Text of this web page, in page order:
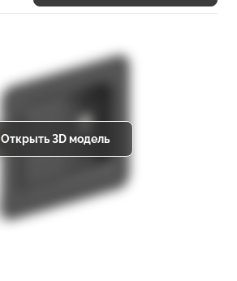
Открыть 3D модель